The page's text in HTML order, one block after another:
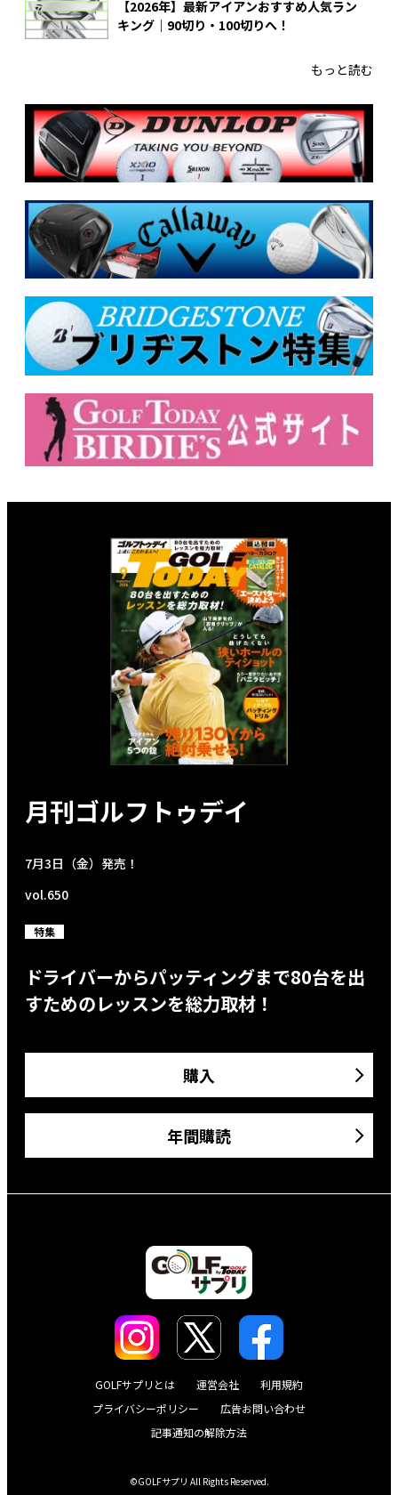
【2026年】最新アイアンおすすめ人気ラン
キング｜90切り・100切りへ！
もっと読む
月刊ゴルフトゥデイ
7月3日（金）発売！
vol.650
特集
ドライバーからパッティングまで80台を出
すためのレッスンを総力取材！
購入
年間購読
GOLFサプリとは 運営会社
利用規約
プライバシーポリシー
広告お問い合わせ
記事通知の解除方法
©GOLFサプリ All Rights Reserved.